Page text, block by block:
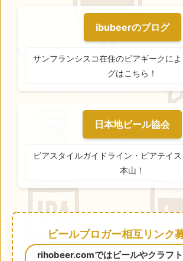
ibubeerのブログ
サンフランシスコ在住のビアギークに
グはこちら！
日本地ビール協会
ビアスタイルガイドライン・ビアテイ
本山！
ビールブロガー相互リンク
rihobeer.comではビールやクラフ